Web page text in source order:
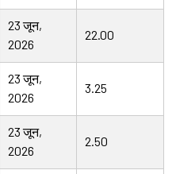
23 जून,
2026
22.00
23 जून,
2026
3.25
23 जून,
2026
2.50